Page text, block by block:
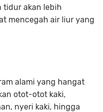
tidur akan lebih
mencegah air liur yang
alami yang hangat
otot-otot kaki,
nyeri kaki, hingga